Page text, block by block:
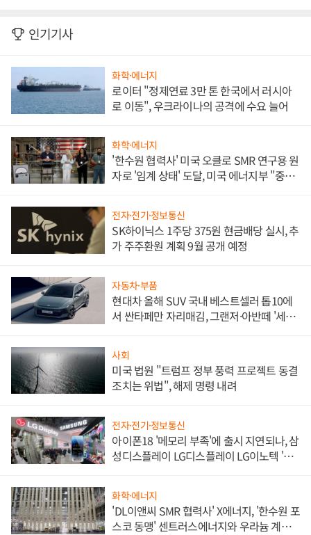
인기기사
화학·에너지
로이터 "정제연료 3만 톤 한국에서 러시아
로 이동", 우크라이나의 공격에 수요 늘어
화학·에너지
'한수원 협력사' 미국 오클로 SMR 연구용 원
자로 '임계 상태' 도달, 미국 에너지부 "중요
전자·전기·정보통신
SK하이닉스 1주당 375원 현금배당 실시, 추
가 주주환원 계획 9월 공개 예정
자동차·부품
현대차 올해 SUV 국내 베스트셀러 톱10에
서 싼타페만 자리매김, 그랜저·아반떼 '세단
사회
미국 법원 "트럼프 정부 풍력 프로젝트 동결
조치는 위법", 해제 명령 내려
전자·전기·정보통신
아이폰18 '메모리 부족'에 출시 지연되나, 삼
성디스플레이 LG디스플레이 LG이노텍 '탈
화학·에너지
'DL이앤씨 SMR 협력사' X에너지, '한수원 포
스코 동맹' 센트러스에너지와 우라늄 계약